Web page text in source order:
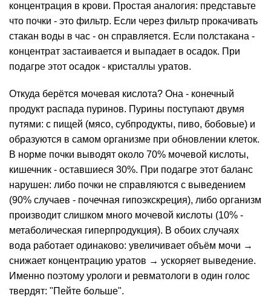
концентрация в крови. Простая аналогия: представьте
что почки - это фильтр. Если через фильтр прокачивать
стакан воды в час - он справляется. Если полстакана -
концентрат застаивается и выпадает в осадок. При
подагре этот осадок - кристаллы уратов.
Откуда берётся мочевая кислота? Она - конечный
продукт распада пуринов. Пурины поступают двумя
путями: с пищей (мясо, субпродукты, пиво, бобовые) и
образуются в самом организме при обновлении клеток.
В норме почки выводят около 70% мочевой кислоты,
кишечник - оставшиеся 30%. При подагре этот баланс
нарушен: либо почки не справляются с выведением
(90% случаев - почечная гипоэкскреция), либо организм
производит слишком много мочевой кислоты (10% -
метаболическая гиперпродукция). В обоих случаях
вода работает одинаково: увеличивает объём мочи →
снижает концентрацию уратов → ускоряет выведение.
Именно поэтому урологи и ревматологи в один голос
твердят: "Пейте больше".